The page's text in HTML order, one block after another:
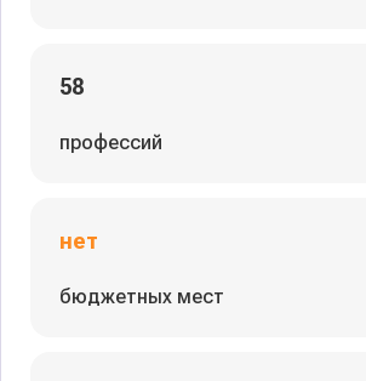
58
профессий
нет
бюджетных мест